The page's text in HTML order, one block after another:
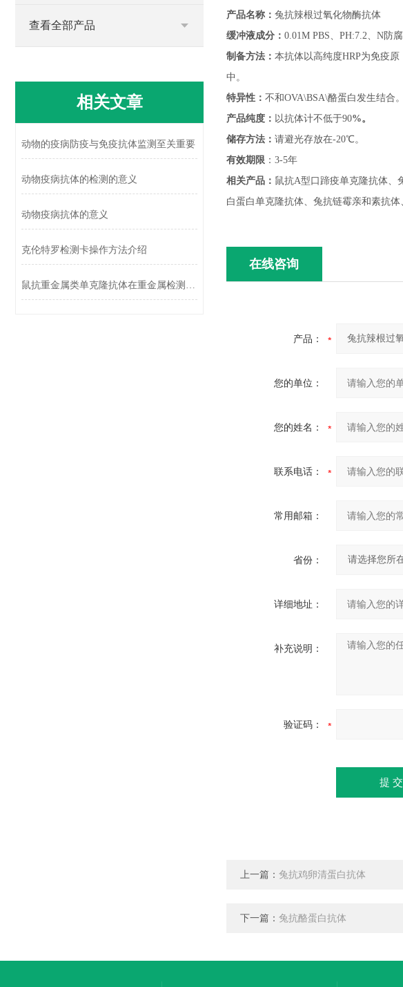
产品名称： 兔抗辣根过氧化物酶抗体
缓冲液成分： 0.01M PBS、PH:7.2、N防腐
制备方法： 本抗体以高纯度HRP为免疫
中。
特异性： 不和OVA\BSA\酪蛋白发生结合。
产品纯度： 以抗体计不低于90%。
储存方法： 请避光存放在-20℃。
有效期限： 3-5年
相关产品： 鼠抗A型口蹄疫单克隆抗体、
白蛋白单克隆抗体、兔抗链霉亲和素抗体
在线咨询
产品：
您的单位：
您的姓名：
联系电话：
常用邮箱：
省份：
详细地址：
补充说明：
验证码：
上一篇： 兔抗鸡卵清蛋白抗体
下一篇： 兔抗酪蛋白抗体
查看全部产品
相关文章
动物的疫病防疫与免疫抗体监测至关重要
动物疫病抗体的检测的意义
动物疫病抗体的意义
克伦特罗检测卡操作方法介绍
鼠抗重金属类单克隆抗体在重金属检测中有哪些优势？